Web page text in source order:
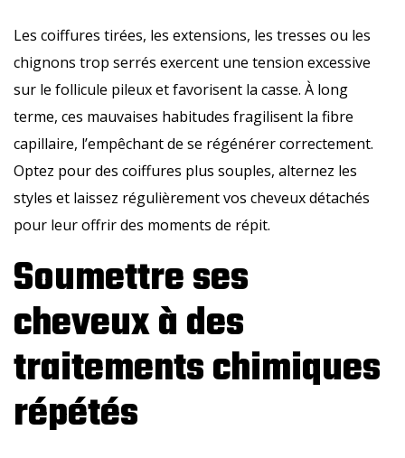
Les coiffures tirées, les extensions, les tresses ou les
chignons trop serrés exercent une tension excessive
sur le follicule pileux et favorisent la casse. À long
terme, ces mauvaises habitudes fragilisent la fibre
capillaire, l’empêchant de se régénérer correctement.
Optez pour des coiffures plus souples, alternez les
styles et laissez régulièrement vos cheveux détachés
pour leur offrir des moments de répit.
Soumettre ses
cheveux à des
traitements chimiques
répétés